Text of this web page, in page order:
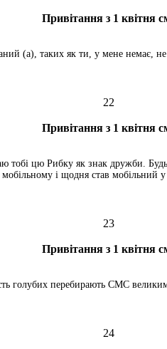
Привітання з 1 квітня
(а), таких як ти, у мене немає, не
22
Привітання з 1 квітня
тобі цю Рибку як знак дружби. Будь
мобільному і щодня став мобільний
23
Привітання з 1 квітня
голубих перебирають СМС
24